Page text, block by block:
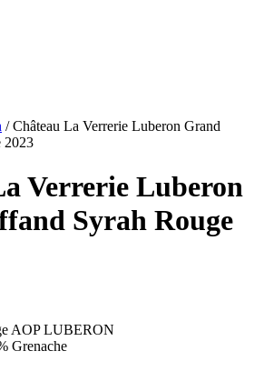
/ Château La Verrerie Luberon Grand
2023
Verrerie Luberon
Syrah Rouge
AOP LUBERON
Grenache